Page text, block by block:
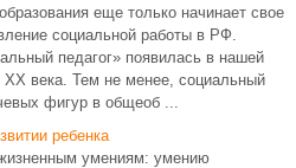
еще только начинает свое
социальной работы в РФ.
педагог» появилась в нашей
ХХ века. Тем не менее, социальный
фигур в общеоб ...
ребенка
умениям: умению